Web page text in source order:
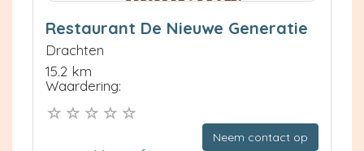
Restaurant De Nieuwe Generatie
Drachten
15.2 km
Waardering:
Neem contact op